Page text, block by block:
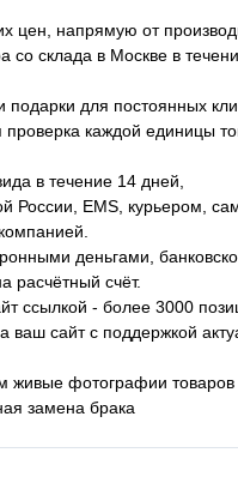
цен, напрямую от
со склада в Москве в
подарки для постоянных
проверка каждой единицы
в течение 14 дней,
России, EMS, курьером,
деньгами,
расчётный счёт.
ссылкой - более 3000
ваш сайт с поддержкой
живые фотографии товаров
замена брака